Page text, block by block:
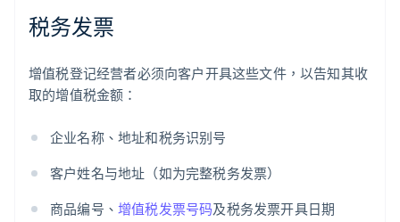
税务发票
增值税登记经营者必须向客户开具这些文件，以告知其收
取的增值税金额：
企业名称、地址和税务识别号
客户姓名与地址（如为完整税务发票）
商品编号、 增值税发票号码及税务发票开具日期